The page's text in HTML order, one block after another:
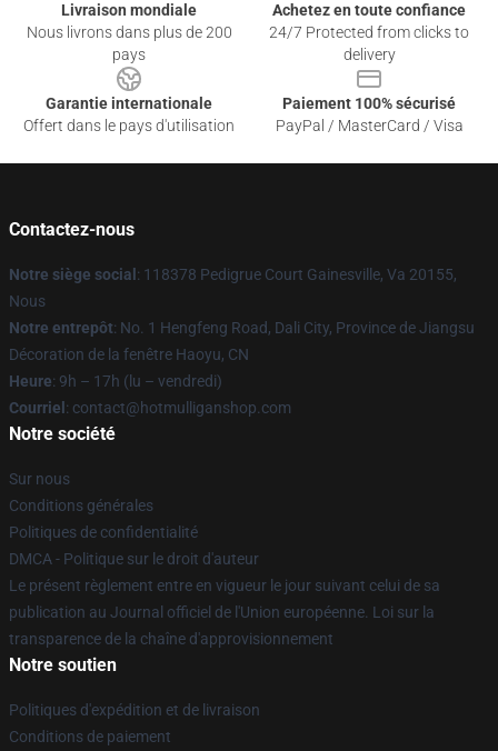
Livraison mondiale
Nous livrons dans plus de 200
pays
Achetez en toute confiance
24/7 Protected from clicks to
delivery
Garantie internationale
Offert dans le pays d'utilisation
Paiement 100% sécurisé
PayPal / MasterCard / Visa
Contactez-nous
Notre siège social : 118378 Pedigrue Court Gainesville, Va 20155,
Nous
Notre entrepôt: No. 1 Hengfeng Road, Dali City, Province de Jiangsu
Décoration de la fenêtre Haoyu, CN
Heure: 9h – 17h (lu – vendredi)
Courriel : contact@hotmulliganshop.com
Notre société
Sur nous
Conditions générales
Politiques de confidentialité
DMCA - Politique sur le droit d'auteur
Le présent règlement entre en vigueur le jour suivant celui de sa
publication au Journal officiel de l'Union européenne. Loi sur la
transparence de la chaîne d'approvisionnement
Notre soutien
Politiques d'expédition et de livraison
Conditions de paiement